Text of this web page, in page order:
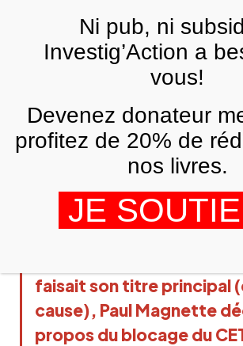
Mais si, Cher Paul M., c’est
victoire !
26 OCTOBRE 2016
faisait son titre principal
cause), Paul Magnette
propos du blocage du
ANALYSES ET TÉMOIGNAGES
Ni pub, ni
Investig’Action a
vous!
Devenez donateur
profitez de 20% de
nos livres.
JE